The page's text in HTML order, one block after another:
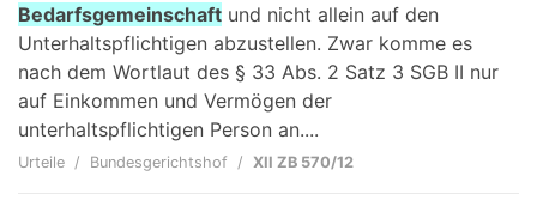
Bedarfsgemeinschaft und nicht allein auf den
Unterhaltspflichtigen abzustellen. Zwar komme es
nach dem Wortlaut des § 33 Abs. 2 Satz 3 SGB II nur
auf Einkommen und Vermögen der
unterhaltspflichtigen Person an....
Urteile Bundesgerichtshof XII ZB 570/12